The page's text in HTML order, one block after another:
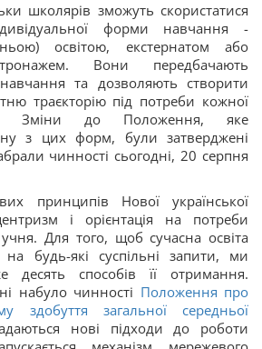
школярів зможуть скористатися
форми навчання -
освітою, екстернатом або
Вони передбачають
та дозволяють створити
траєкторію під потреби кожної
Зміни до Положення, яке
з цих форм, були затверджені
чинності сьогодні, 20 серпня
принципів Нової української
і орієнтація на потреби
Для того, щоб сучасна освіта
на будь-які суспільні запити, ми
десять способів її отримання.
набуло чинності Положення про
здобуття загальної середньої
нові підходи до роботи